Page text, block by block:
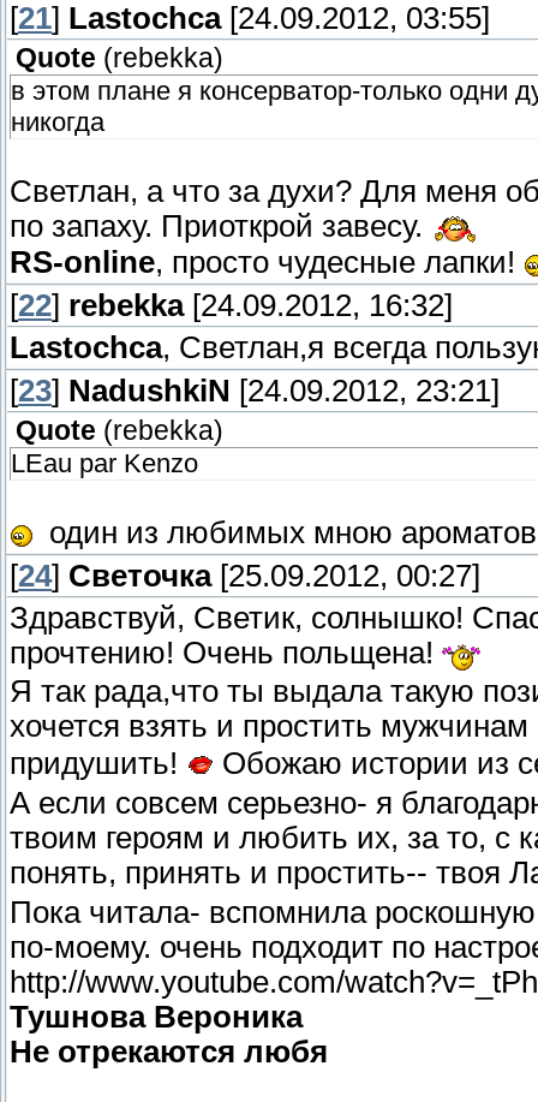
[21] Lastochca[24.09.2012, 03:55]
Quote (rebekka)
в этом плане я консерватор-только одни
никогда
Светлан, а что за духи? Для меня
по запаху. Приоткрой завесу.
RS-online, просто чудесные лапки!
[22] rebekka[24.09.2012, 16:32]
Lastochca, Светлан,я всегда
[23] NadushkiN [24.09.2012, 23:21]
Quote (rebekka)
LEau par Kenzo
один из любимых мною
[24] Светочка[25.09.2012, 00:27]
Здравствуй, Светик, солнышко!
прочтению! Очень польщена!
Я так рада,что ты выдала такую
хочется взять и простить
придушить!
Обожаю истории из
А если совсем серьезно- я
твоим героям и любить их, за то,
понять, принять и простить-- твоя
Пока читала- вспомнила
по-моему. очень подходит по
http://www.youtube.com/
Тушнова Вероника
Не отрекаются любя